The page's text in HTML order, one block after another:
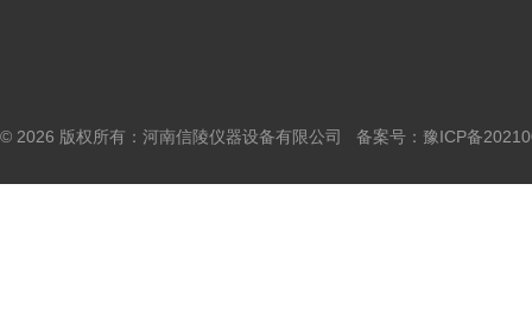
© 2026 版权所有：河南信陵仪器设备有限公司 备案号： 豫ICP备